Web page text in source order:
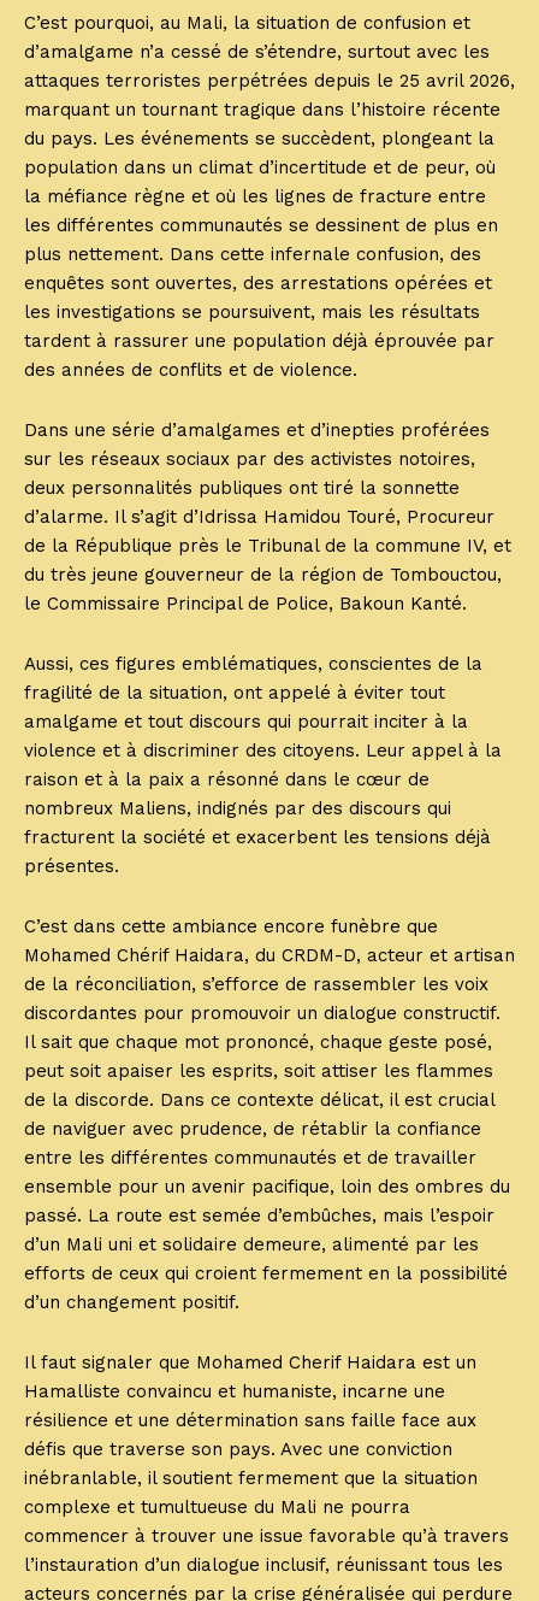
C’est pourquoi, au Mali, la situation de confusion et
d’amalgame n’a cessé de s’étendre, surtout avec les
attaques terroristes perpétrées depuis le 25 avril 2026,
marquant un tournant tragique dans l’histoire récente
du pays. Les événements se succèdent, plongeant la
population dans un climat d’incertitude et de peur, où
la méfiance règne et où les lignes de fracture entre
les différentes communautés se dessinent de plus en
plus nettement. Dans cette infernale confusion, des
enquêtes sont ouvertes, des arrestations opérées et
les investigations se poursuivent, mais les résultats
tardent à rassurer une population déjà éprouvée par
des années de conflits et de violence.
Dans une série d’amalgames et d’inepties proférées
sur les réseaux sociaux par des activistes notoires,
deux personnalités publiques ont tiré la sonnette
d’alarme. Il s’agit d’Idrissa Hamidou Touré, Procureur
de la République près le Tribunal de la commune IV, et
du très jeune gouverneur de la région de Tombouctou,
le Commissaire Principal de Police, Bakoun Kanté.
Aussi, ces figures emblématiques, conscientes de la
fragilité de la situation, ont appelé à éviter tout
amalgame et tout discours qui pourrait inciter à la
violence et à discriminer des citoyens. Leur appel à la
raison et à la paix a résonné dans le cœur de
nombreux Maliens, indignés par des discours qui
fracturent la société et exacerbent les tensions déjà
présentes.
C’est dans cette ambiance encore funèbre que
Mohamed Chérif Haidara, du CRDM-D, acteur et artisan
de la réconciliation, s’efforce de rassembler les voix
discordantes pour promouvoir un dialogue constructif.
Il sait que chaque mot prononcé, chaque geste posé,
peut soit apaiser les esprits, soit attiser les flammes
de la discorde. Dans ce contexte délicat, il est crucial
de naviguer avec prudence, de rétablir la confiance
entre les différentes communautés et de travailler
ensemble pour un avenir pacifique, loin des ombres du
passé. La route est semée d’embûches, mais l’espoir
d’un Mali uni et solidaire demeure, alimenté par les
efforts de ceux qui croient fermement en la possibilité
d’un changement positif.
Il faut signaler que Mohamed Cherif Haidara est un
Hamalliste convaincu et humaniste, incarne une
résilience et une détermination sans faille face aux
défis que traverse son pays. Avec une conviction
inébranlable, il soutient fermement que la situation
complexe et tumultueuse du Mali ne pourra
commencer à trouver une issue favorable qu’à travers
l’instauration d’un dialogue inclusif, réunissant tous les
acteurs concernés par la crise généralisée qui perdure